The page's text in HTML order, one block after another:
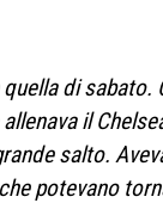
di sabato.
il
salto.
potevano